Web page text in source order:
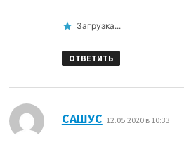
Загрузка...
ОТВЕТИТЬ
САШУС 12.05.2020 в 10:33